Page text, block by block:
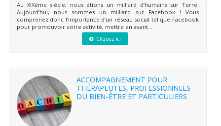
Au XIXème siècle, nous étions un milliard d’humains sur Terre.
Aujourd’hui, nous sommes un milliard sur Facebook ! Vous
comprenez donc l’importance d’un réseau social tel que Facebook
pour promouvoir votre activité, mettre en avant...
Cliquez ici
ACCOMPAGNEMENT POUR
THÉRAPEUTES, PROFESSIONNELS
DU BIEN-ÊTRE ET PARTICULIERS